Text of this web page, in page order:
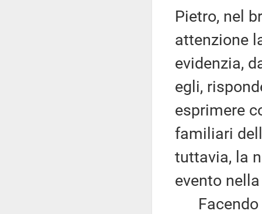
Pietro, nel
attenzione
evidenzia,
egli,
esprimere
familiari
tuttavia, la
evento
Facendo